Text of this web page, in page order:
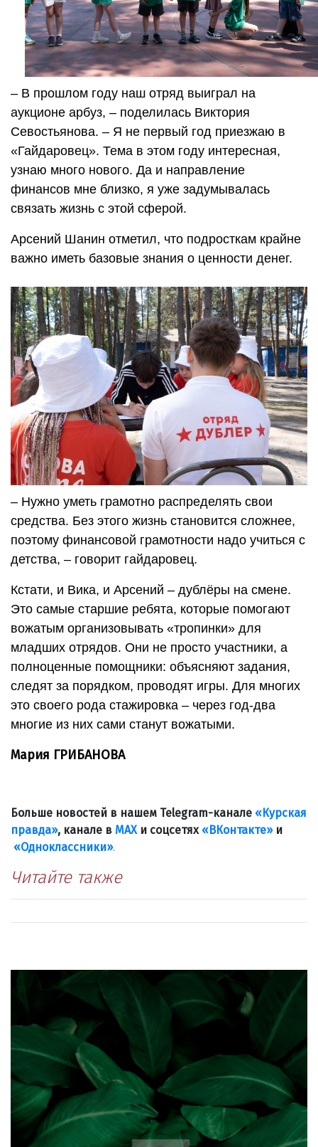
– В прошлом году наш отряд выиграл на
аукционе арбуз, – поделилась Виктория
Севостьянова. – Я не первый год приезжаю в
«Гайдаровец». Тема в этом году интересная,
узнаю много нового. Да и направление
финансов мне близко, я уже задумывалась
связать жизнь с этой сферой.
Арсений Шанин отметил, что подросткам крайне
важно иметь базовые знания о ценности денег.
– Нужно уметь грамотно распределять свои
средства. Без этого жизнь становится сложнее,
поэтому финансовой грамотности надо учиться с
детства, – говорит гайдаровец.
Кстати, и Вика, и Арсений – дублёры на смене.
Это самые старшие ребята, которые помогают
вожатым организовывать «тропинки» для
младших отрядов. Они не просто участники, а
полноценные помощники: объясняют задания,
следят за порядком, проводят игры. Для многих
это своего рода стажировка – через год-два
многие из них сами станут вожатыми.
Мария ГРИБАНОВА
Больше новостей в нашем Telegram-канале «Курская
правда», канале в МАХ и соцсетях «ВКонтакте»и
«Одноклассники».
Читайте также